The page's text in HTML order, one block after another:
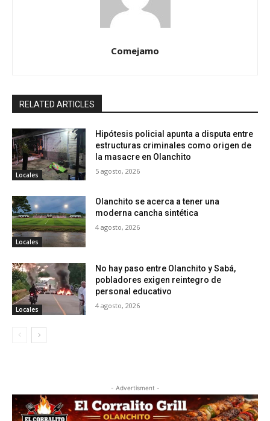
Comejamo
RELATED ARTICLES
Locales
Hipótesis policial apunta a disputa entre
estructuras criminales como origen de
la masacre en Olanchito
5 agosto, 2026
Locales
Olanchito se acerca a tener una
moderna cancha sintética
4 agosto, 2026
Locales
No hay paso entre Olanchito y Sabá,
pobladores exigen reintegro de
personal educativo
4 agosto, 2026
- Advertisment -